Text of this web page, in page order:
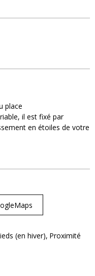
place
il est fixé par
en étoiles de votre
(en hiver) Proximité